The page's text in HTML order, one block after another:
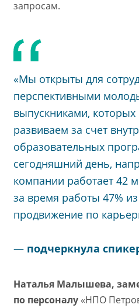
запросам.
«Мы открыты для
перспективными
выпускниками,
развиваем за счет
образовательных
сегодняшний день,
компании работает 42
за время работы 47%
продвижение по
— подчеркнула
Наталья Малышева,
по персоналу«НПО